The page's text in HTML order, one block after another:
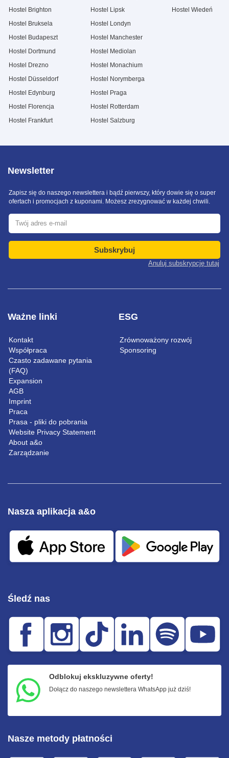
Hostel Brighton
Hostel Bruksela
Hostel Budapeszt
Hostel Dortmund
Hostel Drezno
Hostel Düsseldorf
Hostel Edynburg
Hostel Florencja
Hostel Frankfurt
Hostel Lipsk
Hostel Londyn
Hostel Manchester
Hostel Mediolan
Hostel Monachium
Hostel Norymberga
Hostel Praga
Hostel Rotterdam
Hostel Salzburg
Hostel Wiedeń
Ważne linki
Kontakt
Współpraca
Czasto zadawane pytania
(FAQ)
Expansion
AGB
Imprint
Praca
Prasa - pliki do pobrania
Website Privacy Statement
About a&o
Zarządzanie
ESG
Zrównoważony rozwój
Sponsoring
Newsletter
Zapisz się do naszego newslettera i bądź pierwszy, który dowie się o super
ofertach i promocjach z kuponami. Możesz zrezygnować w każdej chwili.
Subskrybuj
Anuluj subskrypcję tutaj
Śledź nas
Odblokuj ekskluzywne oferty!
Dołącz do naszego newslettera WhatsApp już dziś!
Nasza aplikacja a&o
Nasze metody płatności